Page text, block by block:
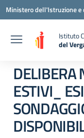
Vai ai contenuti
Vai al menu di navigazione
Vai al footer
Ministero dell'Istruzione e
Istituto
del
—
DELIBERA
ESTIVI_